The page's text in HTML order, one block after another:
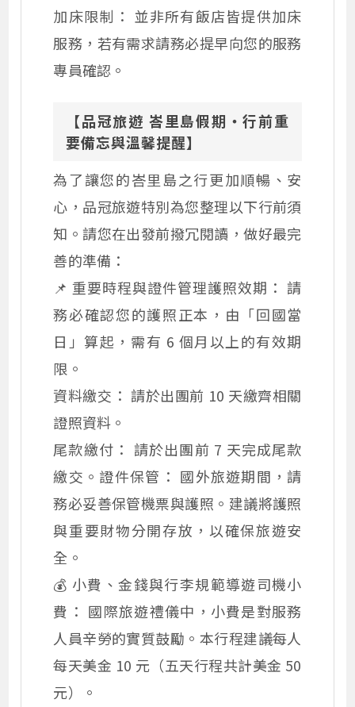
加床限制： 並非所有飯店皆提供加床
服務，若有需求請務必提早向您的服務
專員確認。
【品冠旅遊 峇里島假期・行前重
要備忘與溫馨提醒】
為了讓您的峇里島之行更加順暢、安
心，品冠旅遊特別為您整理以下行前須
知。請您在出發前撥冗閱讀，做好最完
善的準備：
📌 重要時程與證件管理護照效期： 請
務必確認您的護照正本，由「回國當
日」算起，需有 6 個月以上的有效期
限。
資料繳交： 請於出團前 10 天繳齊相關
證照資料。
尾款繳付： 請於出團前 7 天完成尾款
繳交。證件保管： 國外旅遊期間，請
務必妥善保管機票與護照。建議將護照
與重要財物分開存放，以確保旅遊安
全。
💰 小費、金錢與行李規範導遊司機小
費： 國際旅遊禮儀中，小費是對服務
人員辛勞的實質鼓勵。本行程建議每人
每天美金 10 元（五天行程共計美金 50
元）。